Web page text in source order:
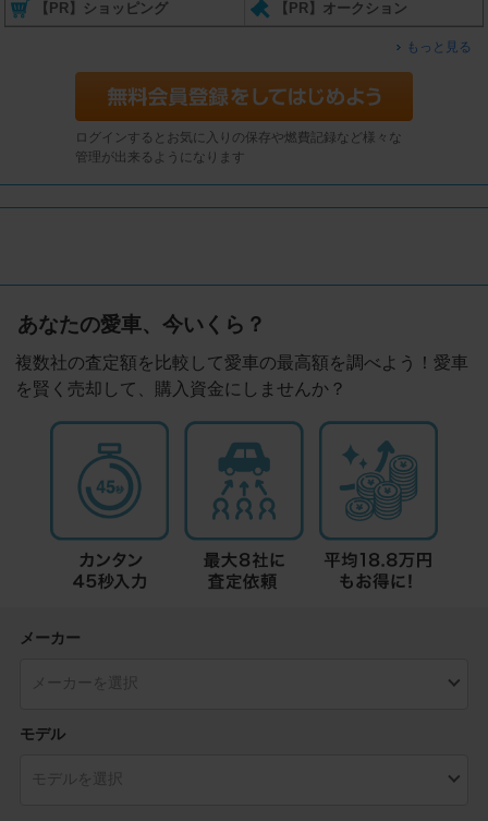
【PR】ショッピング 【PR】オークション
もっと見る
ログインするとお気に入りの保存や燃費記録など様々な
管理が出来るようになります
あなたの愛車、今いくら？
複数社の査定額を比較して愛車の最高額を調べよう！愛車
を賢く売却して、購入資金にしませんか？
メーカー
モデル